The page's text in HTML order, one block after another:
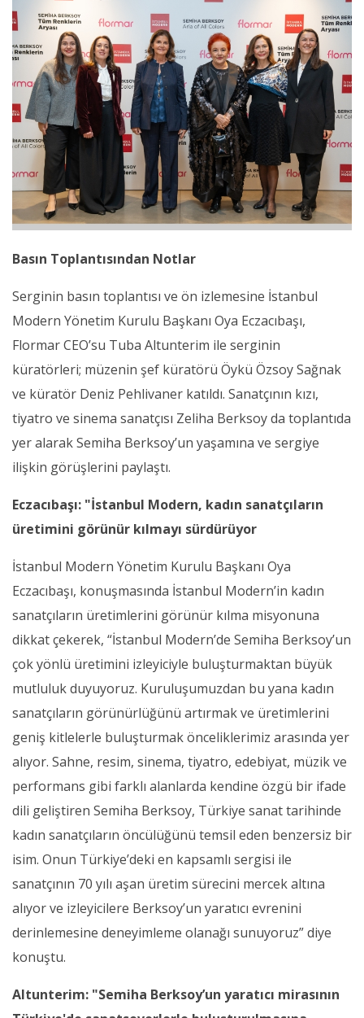
Basın Toplantısından Notlar
Serginin basın toplantısı ve ön izlemesine İstanbul
Modern Yönetim Kurulu Başkanı Oya Eczacıbaşı,
Flormar CEO’su Tuba Altunterim ile serginin
küratörleri; müzenin şef küratörü Öykü Özsoy Sağnak
ve küratör Deniz Pehlivaner katıldı. Sanatçının kızı,
tiyatro ve sinema sanatçısı Zeliha Berksoy da toplantıda
yer alarak Semiha Berksoy’un yaşamına ve sergiye
ilişkin görüşlerini paylaştı.
Eczacıbaşı: "İstanbul Modern, kadın sanatçıların
üretimini görünür kılmayı sürdürüyor
İstanbul Modern Yönetim Kurulu Başkanı Oya
Eczacıbaşı, konuşmasında İstanbul Modern’in kadın
sanatçıların üretimlerini görünür kılma misyonuna
dikkat çekerek, “İstanbul Modern’de Semiha Berksoy’un
çok yönlü üretimini izleyiciyle buluşturmaktan büyük
mutluluk duyuyoruz. Kuruluşumuzdan bu yana kadın
sanatçıların görünürlüğünü artırmak ve üretimlerini
geniş kitlelerle buluşturmak önceliklerimiz arasında yer
alıyor. Sahne, resim, sinema, tiyatro, edebiyat, müzik ve
performans gibi farklı alanlarda kendine özgü bir ifade
dili geliştiren Semiha Berksoy, Türkiye sanat tarihinde
kadın sanatçıların öncülüğünü temsil eden benzersiz bir
isim. Onun Türkiye’deki en kapsamlı sergisi ile
sanatçının 70 yılı aşan üretim sürecini mercek altına
alıyor ve izleyicilere Berksoy’un yaratıcı evrenini
derinlemesine deneyimleme olanağı sunuyoruz” diye
konuştu.
Altunterim: "Semiha Berksoy’un yaratıcı mirasının